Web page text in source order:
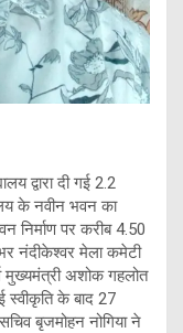
द्वारा दी गई 2.2
के नवीन भवन का
निर्माण पर करीब 4.50
नंदीकेश्वर मेला कमेटी
मुख्यमंत्री अशोक गहलोत
स्वीकृति के बाद 27
बृजमोहन नोगिया ने